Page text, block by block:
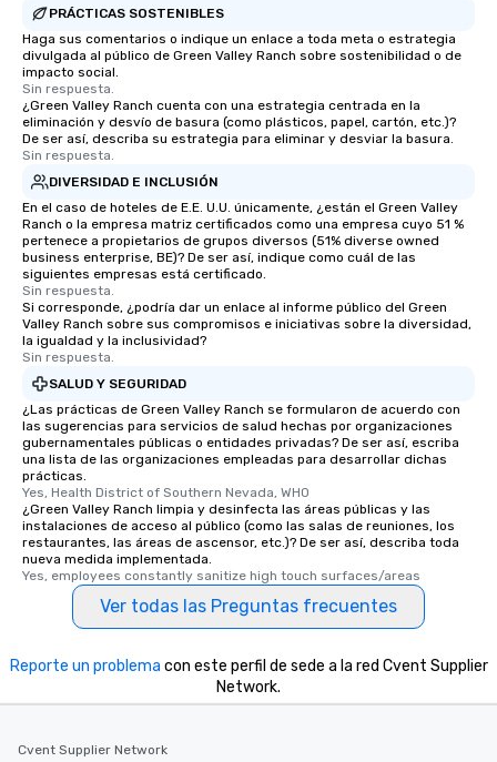
PRÁCTICAS SOSTENIBLES
Haga sus comentarios o indique un enlace a toda meta o estrategia
divulgada al público de Green Valley Ranch sobre sostenibilidad o de
impacto social.
Sin respuesta.
¿Green Valley Ranch cuenta con una estrategia centrada en la
eliminación y desvío de basura (como plásticos, papel, cartón, etc.)?
De ser así, describa su estrategia para eliminar y desviar la basura.
Sin respuesta.
DIVERSIDAD E INCLUSIÓN
En el caso de hoteles de E.E. U.U. únicamente, ¿están el Green Valley
Ranch o la empresa matriz certificados como una empresa cuyo 51 %
pertenece a propietarios de grupos diversos (51% diverse owned
business enterprise, BE)? De ser así, indique como cuál de las
siguientes empresas está certificado.
Sin respuesta.
Si corresponde, ¿podría dar un enlace al informe público del Green
Valley Ranch sobre sus compromisos e iniciativas sobre la diversidad,
la igualdad y la inclusividad?
Sin respuesta.
SALUD Y SEGURIDAD
¿Las prácticas de Green Valley Ranch se formularon de acuerdo con
las sugerencias para servicios de salud hechas por organizaciones
gubernamentales públicas o entidades privadas? De ser así, escriba
una lista de las organizaciones empleadas para desarrollar dichas
prácticas.
Yes, Health District of Southern Nevada, WHO
¿Green Valley Ranch limpia y desinfecta las áreas públicas y las
instalaciones de acceso al público (como las salas de reuniones, los
restaurantes, las áreas de ascensor, etc.)? De ser así, describa toda
nueva medida implementada.
Yes, employees constantly sanitize high touch surfaces/areas
Ver todas las Preguntas frecuentes
Reporte un problema con este perfil de sede a la red Cvent Supplier
Network.
Cvent Supplier Network